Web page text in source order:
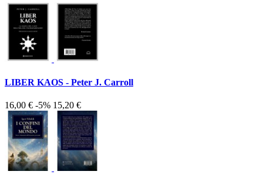
LIBER KAOS - Peter J. Carroll
16,00 € -5% 15,20 €